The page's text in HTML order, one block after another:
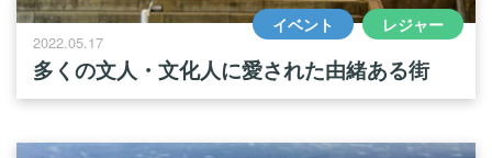
2022.05.17
多くの文人・文化人に愛された由緒ある街
イベント レジャー